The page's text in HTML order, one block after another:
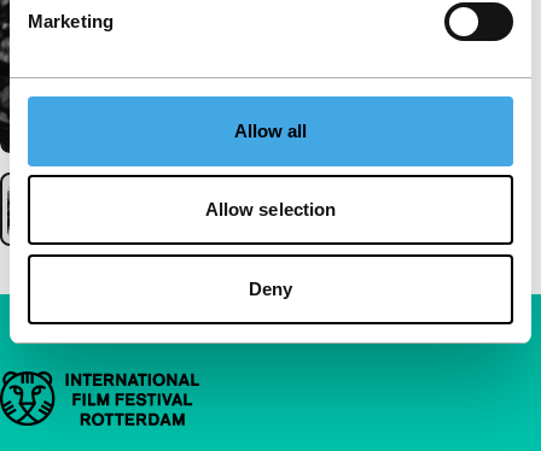
Marketing
Allow all
Allow selection
Deny
Belangrijke links